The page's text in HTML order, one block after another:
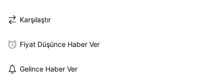
Karşılaştır
Fiyat Düşünce Haber Ver
Gelince Haber Ver